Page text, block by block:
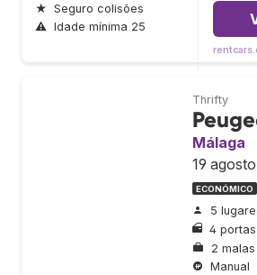
★ Seguro colisões
⚠ Idade mínima 25
Thrifty
Málaga
19
ECONÓMICO
5
4 portas
2 malas
Manual